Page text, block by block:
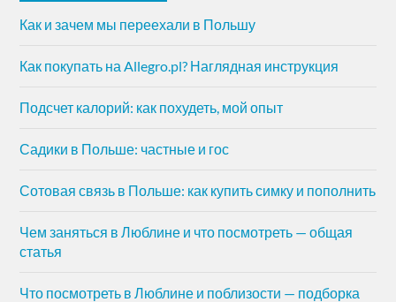
Как и зачем мы переехали в Польшу
Как покупать на Allegro.pl? Наглядная инструкция
Подсчет калорий: как похудеть, мой опыт
Садики в Польше: частные и гос
Сотовая связь в Польше: как купить симку и пополнить
Чем заняться в Люблине и что посмотреть — общая
статья
Что посмотреть в Люблине и поблизости — подборка